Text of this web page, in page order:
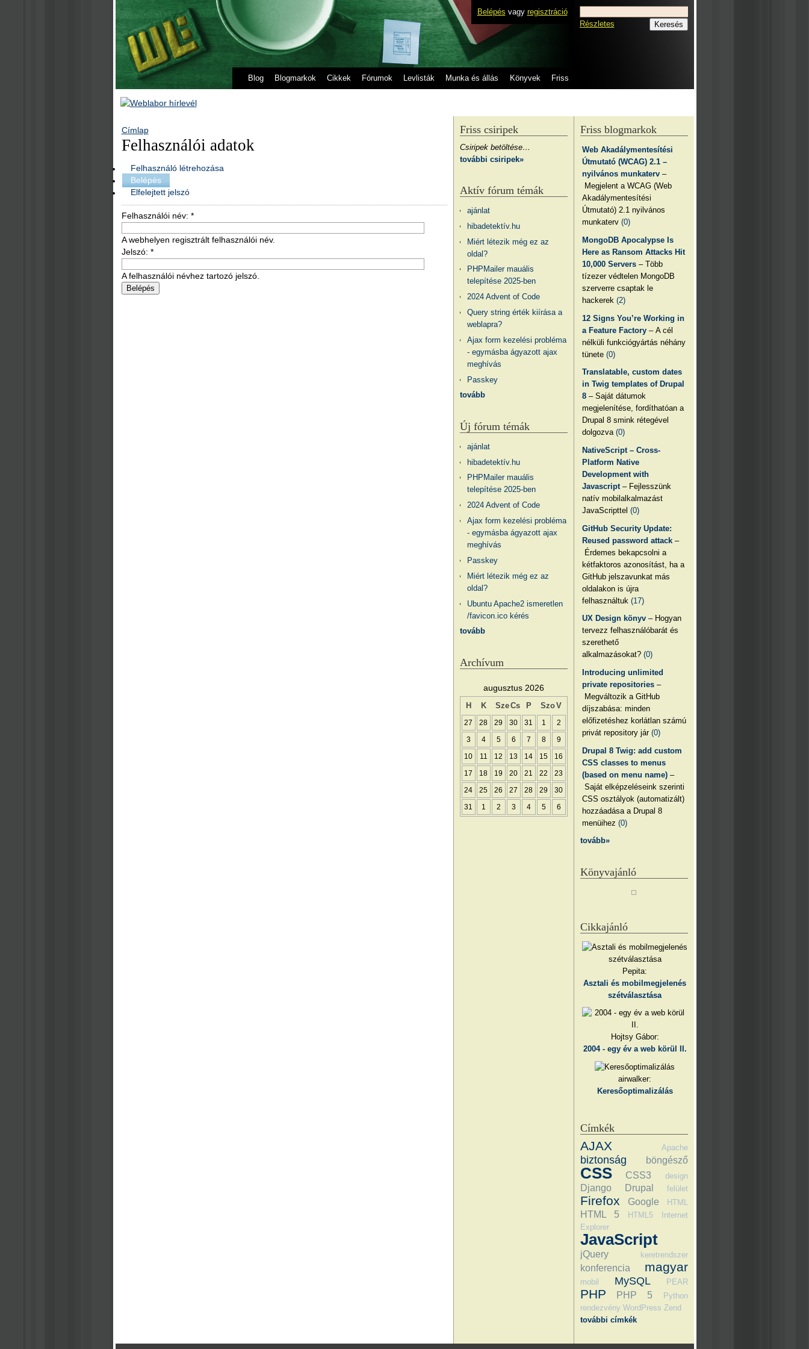
Belépés vagy regisztráció
Blog Blogmarkok Cikkek Fórumok Levlisták Munka és állás Könyvek Friss
Részletes
Címlap
Felhasználói adatok
Felhasználó létrehozása
Belépés
Elfelejtett jelszó
Felhasználói név: *
A webhelyen regisztrált felhasználói név.
Jelszó: *
A felhasználói névhez tartozó jelszó.
Friss blogmarkok
Web Akadálymentesítési
Útmutató (WCAG) 2.1 –
nyilvános munkaterv –
Megjelent a WCAG (Web
Akadálymentesítési
Útmutató) 2.1 nyilvános
munkaterv(0)
MongoDB Apocalypse Is
Here as Ransom Attacks Hit
10,000 Servers – Több
tízezer védtelen MongoDB
szerverre csaptak le
hackerek(2)
12 Signs You’re Working in
a Feature Factory – A cél
nélküli funkciógyártás néhány
tünete(0)
Translatable, custom dates
in Twig templates of Drupal
8 – Saját dátumok
megjelenítése, fordíthatóan a
Drupal 8 smink rétegével
dolgozva(0)
NativeScript – Cross-
Platform Native
Development with
Javascript – Fejlesszünk
natív mobilalkalmazást
JavaScripttel(0)
GitHub Security Update:
Reused password attack –
Érdemes bekapcsolni a
kétfaktoros azonosítást, ha a
GitHub jelszavunkat más
oldalakon is újra
felhasználtuk(17)
UX Design könyv – Hogyan
tervezz felhasználóbarát és
szerethető
alkalmazásokat?(0)
Introducing unlimited
private repositories –
Megváltozik a GitHub
díjszabása: minden
előfizetéshez korlátlan számú
privát repository jár(0)
Drupal 8 Twig: add custom
CSS classes to menus
(based on menu name) –
Saját elképzeléseink szerinti
CSS osztályok (automatizált)
hozzáadása a Drupal 8
menüihez(0)
tovább»
Könyvajánló
Cikkajánló
Pepita:
Asztali és mobilmegjelenés
szétválasztása
Hojtsy Gábor:
2004 - egy év a web körül II.
airwalker:
Keresőoptimalizálás
Címkék
AJAX Apache
biztonság böngésző
CSS CSS3 design
Django Drupal felület
Firefox Google HTML
HTML 5 HTML5
Internet
Explorer
JavaScript
jQuery keretrendszer
konferencia magyar
mobil MySQL PEAR
PHP PHP 5
Python
rendezvény WordPress Zend
további címkék
Friss csiripek
Csiripek betöltése…
további csiripek»
Aktív fórum témák
ajánlat
hibadetektív.hu
Miért létezik még ez az
oldal?
PHPMailer mauális
telepítése 2025-ben
2024 Advent of Code
Query string érték kiírása a
weblapra?
Ajax form kezelési probléma
- egymásba ágyazott ajax
meghívás
Passkey
tovább
Új fórum témák
ajánlat
hibadetektív.hu
PHPMailer mauális
telepítése 2025-ben
2024 Advent of Code
Ajax form kezelési probléma
- egymásba ágyazott ajax
meghívás
Passkey
Miért létezik még ez az
oldal?
Ubuntu Apache2 ismeretlen
/favicon.ico kérés
tovább
Archívum
augusztus 2026
H K SzeCs P SzoV
27 28 29 30 31 1 2
3 4 5 6 7 8 9
10 11 12 13 14 15 16
17 18 19 20 21 22 23
24 25 26 27 28 29 30
31 1 2 3 4 5 6